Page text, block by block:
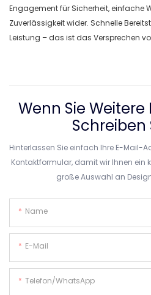
Engagement für Sicherheit, einfache
Zuverlässigkeit wider. Schnelle
Leistung – das ist das Versprechen
Wenn Sie
Schreiben
Hinterlassen Sie einfach Ihre E-Mail-
Kontaktformular, damit wir Ihnen ein
große Auswahl an
Name
E-Mail
Telefon/WhatsApp